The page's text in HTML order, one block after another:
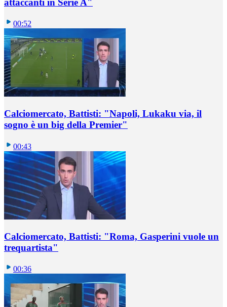
attaccanti in Serie A"
00:52
Calciomercato, Battisti: "Napoli, Lukaku via, il
sogno è un big della Premier"
00:43
Calciomercato, Battisti: "Roma, Gasperini vuole un
trequartista"
00:36